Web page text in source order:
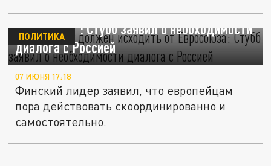
"Первый шаг должен исходить от
Евросоюза": Стубб заявил о необходимости
диалога с Россией
ПОЛИТИКА
07 ИЮНЯ 17:18
Финский лидер заявил, что европейцам
пора действовать скоординированно и
самостоятельно.